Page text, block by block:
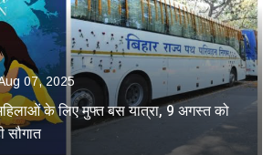
07, 2025
महिलाओं के लिए मुफ्त बस यात्रा, 9 अगस्त को
सौगात